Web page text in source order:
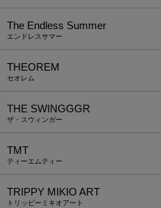
The Endless Summer
エンドレスサマー
THEOREM
セオレム
THE SWINGGGR
ザ・スウィンガー
TMT
ティーエムティー
TRIPPY MIKIO ART
トリッピーミキオアート